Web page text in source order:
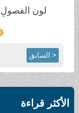
لون الفصولِ و
< السابق
الأكثر قراءة